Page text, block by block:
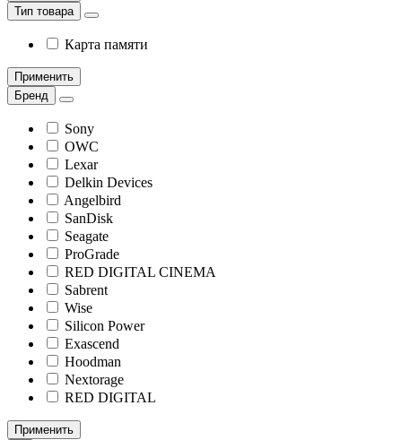
Тип товара
Карта памяти
Применить
Бренд
Sony
OWC
Lexar
Delkin Devices
Angelbird
SanDisk
Seagate
ProGrade
RED DIGITAL CINEMA
Sabrent
Wise
Silicon Power
Exascend
Hoodman
Nextorage
RED DIGITAL
Применить